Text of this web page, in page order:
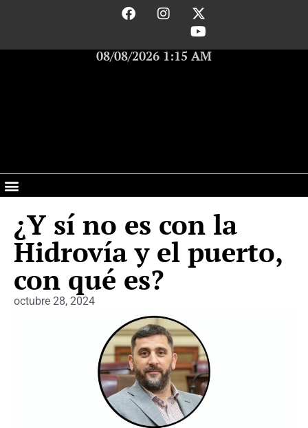
08/08/2026 1:15 AM
¿Y sí no es con la
Hidrovía y el puerto,
con qué es?
octubre 28, 2024